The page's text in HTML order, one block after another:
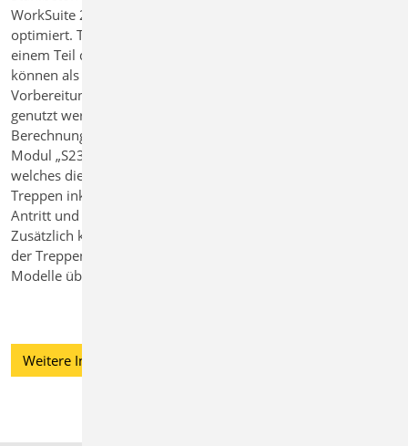
WorkSuite 2025 überarbeitet und
optimiert. Treppenbauteile werden zu
einem Teil des Strukturmodells und
können als Berechnungsmodelle zur
Vorbereitung der Bauteilbemessung
genutzt werden. Angeboten wird ein
Berechnungsmodell für das BauStatik-
Modul „S230.de Stahlbeton-Treppe“,
welches die Bemessung von einläufigen
Treppen inkl. Detailausbildung für
Antritt und Austritt ermöglicht.
Zusätzlich können die Strukturelemente
der Treppen auch in 3D-MicroFe-
Modelle überführt werden.
Weitere Informationen